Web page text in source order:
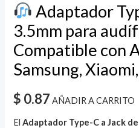
Adaptador
3.5mm para
Compatible con
Samsung,
$ 0.87 AÑADIR A CARRITO
ElAdaptador Type-C a Jack